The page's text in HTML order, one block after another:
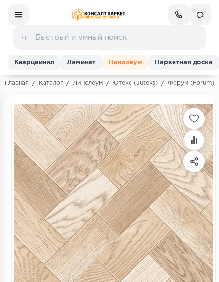
Ламинат
Линолеум
Кварц-винил (ПВХ плитка)
Инженерная доска
Паркетная доска
Террасная доска
Пробковое покрытие
Ковровая плитка
Кварцвинил Ламинат Линолеум Паркетная доска
Главная / Каталог / Линолеум / Ютекс (Juteks) / Форум (Forum)